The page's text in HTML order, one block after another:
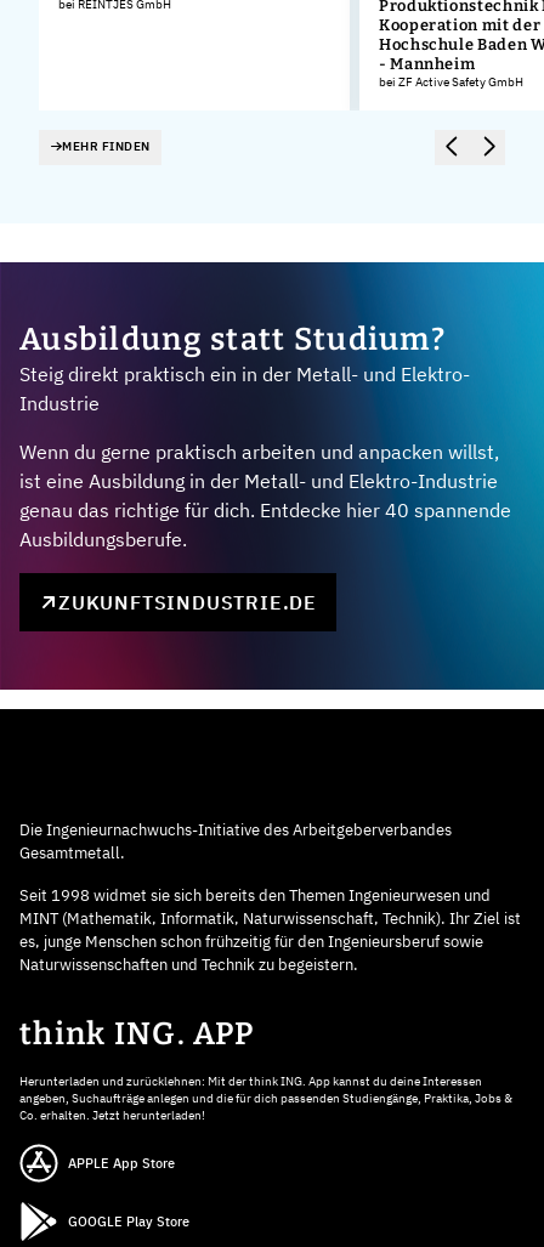
bei REINTJES GmbH
Produktionstechnik
Kooperation mit der
Hochschule Baden
- Mannheim
bei ZF Active Safety GmbH
MEHR FINDEN
Ausbildung statt Studium?
Steig direkt praktisch ein in der Metall- und Elektro-
Industrie
Wenn du gerne praktisch arbeiten und anpacken willst,
ist eine Ausbildung in der Metall- und Elektro-Industrie
genau das richtige für dich. Entdecke hier 40 spannende
Ausbildungsberufe.
ZUKUNFTSINDUSTRIE.DE
Die Ingenieurnachwuchs-Initiative des Arbeitgeberverbandes
Gesamtmetall.
Seit 1998 widmet sie sich bereits den Themen Ingenieurwesen und
MINT (Mathematik, Informatik, Naturwissenschaft, Technik). Ihr Ziel ist
es, junge Menschen schon frühzeitig für den Ingenieursberuf sowie
Naturwissenschaften und Technik zu begeistern.
think ING. APP
Herunterladen und zurücklehnen: Mit der think ING. App kannst du deine Interessen
angeben, Suchaufträge anlegen und die für dich passenden Studiengänge, Praktika, Jobs &
Co. erhalten. Jetzt herunterladen!
APPLE App Store
GOOGLE Play Store